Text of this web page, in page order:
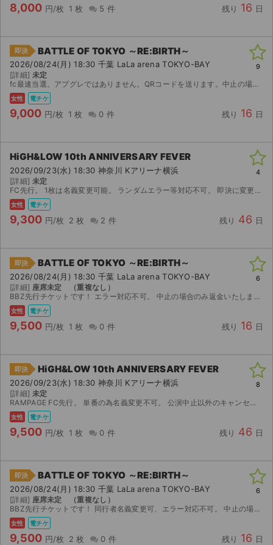
チケットジャム運営会社
プライバシーポリシー
特定商取引法に基づく表記
公演登録依頼
チケットジャムの取り組み
音楽情報
8,000 円/枚 1 枚 5 件 残り 16 日
即決 BATTLE OF TOKYO ～RE:BIRTH～
2026/08/24(月) 18:30 千葉 LaLa arena TOKYO-BAY
[詳細] 未定
fc最速当選。アプグレではありません。QRコードを送ります。中止の場合のみ返金いたします。
女性 電チケ
9,000 円/枚 1 枚 0 件 残り 16 日
9
HiGH&LOW 10th ANNIVERSARY FEVER
2026/09/23(水) 18:30 神奈川 Kアリーナ横浜
[詳細] 未定
FC先行。 1枚は名義変更可能。 ランダムエラー等対応不可。 即決に変更しますので購入の際はコメントお願いします。
女性 電チケ
9,300 円/枚 2 枚 2 件 残り 46 日
4
即決 BATTLE OF TOKYO ～RE:BIRTH～
2026/08/24(月) 18:30 千葉 LaLa arena TOKYO-BAY
[詳細] 座席未定 （重複なし）
BBZ先行チケットです！ エラー対応不可。 中止の場合のみ返金いたします。
女性 電チケ
9,500 円/枚 1 枚 0 件 残り 16 日
6
即決 HiGH&LOW 10th ANNIVERSARY FEVER
2026/09/23(水) 18:30 神奈川 Kアリーナ横浜
[詳細] 未定
RAMPAGE FC先行。 単番の為名義変更不可。 公演中止以外のキャンセル返金不可です。
女性 電チケ
9,500 円/枚 1 枚 0 件 残り 46 日
8
即決 BATTLE OF TOKYO ～RE:BIRTH～
2026/08/24(月) 18:30 千葉 LaLa arena TOKYO-BAY
[詳細] 座席未定 （重複なし）
BBZ先行チケットです！ 同行者名義変更可、エラー対応不可。 中止の場合のみ返金いたします。
女性 電チケ
9,500 円/枚 2 枚 0 件 残り 16 日
6